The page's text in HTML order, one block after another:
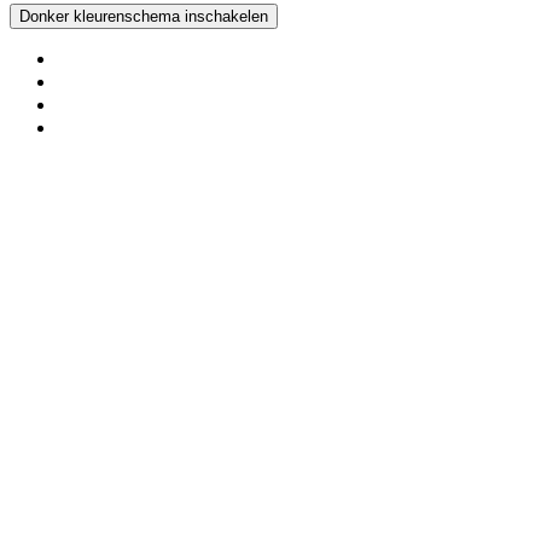
Donker kleurenschema inschakelen